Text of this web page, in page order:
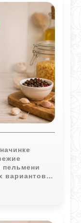
пельмени
вариантов
и